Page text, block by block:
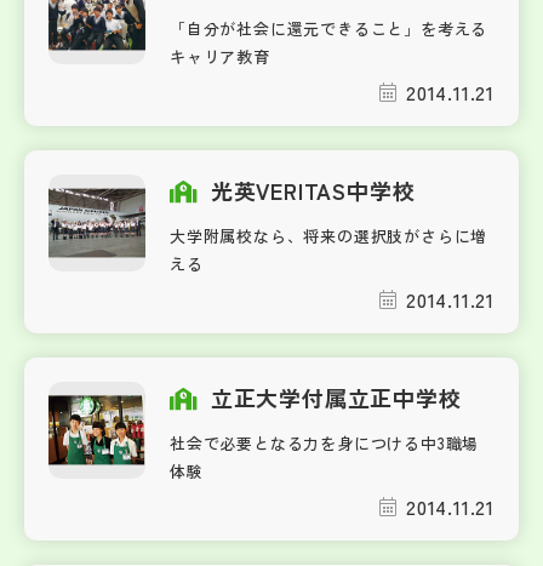
「自分が社会に還元できること」を考える
キャリア教育
2014.11.21
光英VERITAS中学校
大学附属校なら、将来の選択肢がさらに増
える
2014.11.21
立正大学付属立正中学校
社会で必要となる力を身につける中3職場
体験
2014.11.21